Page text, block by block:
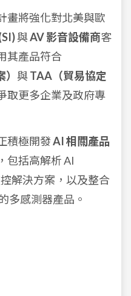
畫將強化對北美與歐
與AV 影音設備商客
其產品符合
與TAA（貿易協定
取更多企業及政府專
積極開發AI 相關產品
，包括高解析 AI
解決方案，以及整合
多感測器產品。